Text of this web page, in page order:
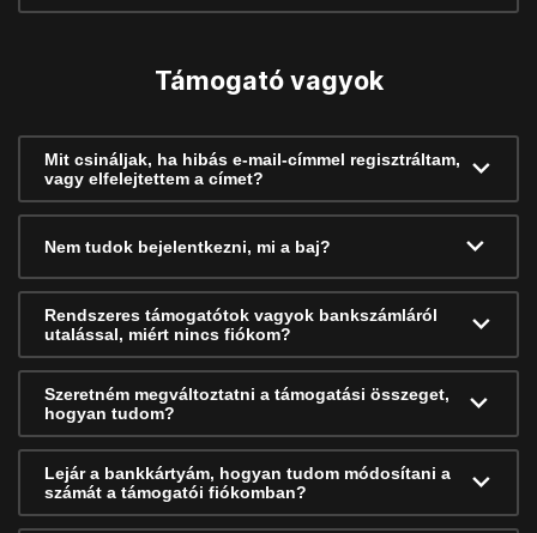
Támogató vagyok
Mit csináljak, ha hibás e-mail-címmel regisztráltam,
vagy elfelejtettem a címet?
Nem tudok bejelentkezni, mi a baj?
Rendszeres támogatótok vagyok bankszámláról
utalással, miért nincs fiókom?
Szeretném megváltoztatni a támogatási összeget,
hogyan tudom?
Lejár a bankkártyám, hogyan tudom módosítani a
számát a támogatói fiókomban?